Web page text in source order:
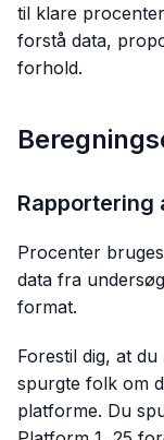
til klare
forstå data,
forhold.
Rapportering
Procenter
data fra
format.
Forestil dig, at
spurgte folk om
platforme. Du